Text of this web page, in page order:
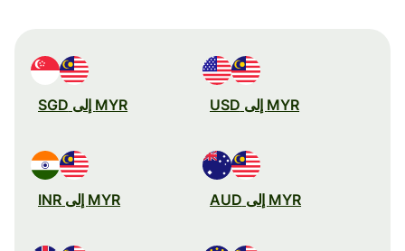
MYR إلى USD MYR إلى SGD
MYR إلى AUD MYR إلى INR